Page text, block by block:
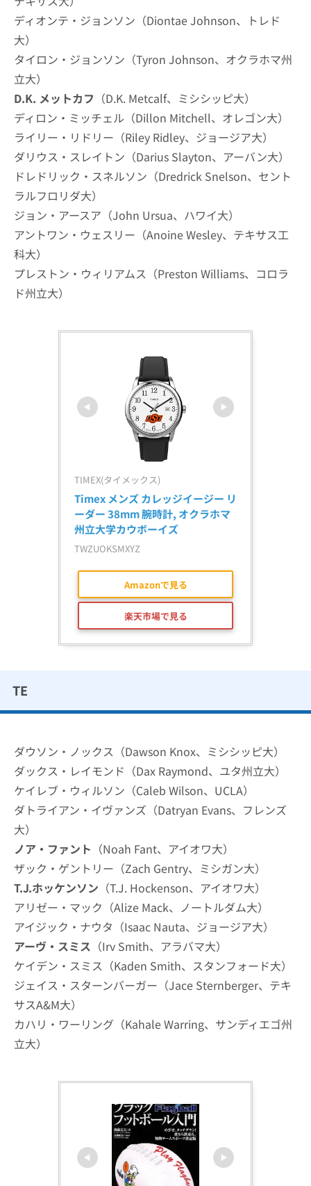
ディオンテ・ジョンソン（Diontae Johnson、トレド
大）
タイロン・ジョンソン（Tyron Johnson、オクラホマ州
立大）
D.K. メットカフ （D.K. Metcalf、ミシシッピ大）
ディロン・ミッチェル（Dillon Mitchell、オレゴン大）
ライリー・リドリー（Riley Ridley、ジョージア大）
ダリウス・スレイトン（Darius Slayton、アーバン大）
ドレドリック・スネルソン（Dredrick Snelson、セント
ラルフロリダ大）
ジョン・アースア（John Ursua、ハワイ大）
アントワン・ウェスリー（Anoine Wesley、テキサス工
科大）
プレストン・ウィリアムス（Preston Williams、コロラ
ド州立大）
TIMEX(タイメックス)
Timex メンズ カレッジイージー リ
ーダー 38mm 腕時計, オクラホマ
州立大学カウボーイズ
TWZUOKSMXYZ
Amazonで見る
楽天市場で見る
TE
ダウソン・ノックス（Dawson Knox、ミシシッピ大）
ダックス・レイモンド（Dax Raymond、ユタ州立大）
ケイレブ・ウィルソン（Caleb Wilson、UCLA）
ダトライアン・イヴァンズ（Datryan Evans、フレンズ
大）
ノア・ファント （Noah Fant、アイオワ大）
ザック・ゲントリー（Zach Gentry、ミシガン大）
T.J.ホッケンソン （T.J. Hockenson、アイオワ大）
アリゼー・マック（Alize Mack、ノートルダム大）
アイジック・ナウタ（Isaac Nauta、ジョージア大）
アーヴ・スミス （Irv Smith、アラバマ大）
ケイデン・スミス（Kaden Smith、スタンフォード大）
ジェイス・スターンバーガー（Jace Sternberger、テキ
サスA&M大）
カハリ・ワーリング（Kahale Warring、サンディエゴ州
立大）